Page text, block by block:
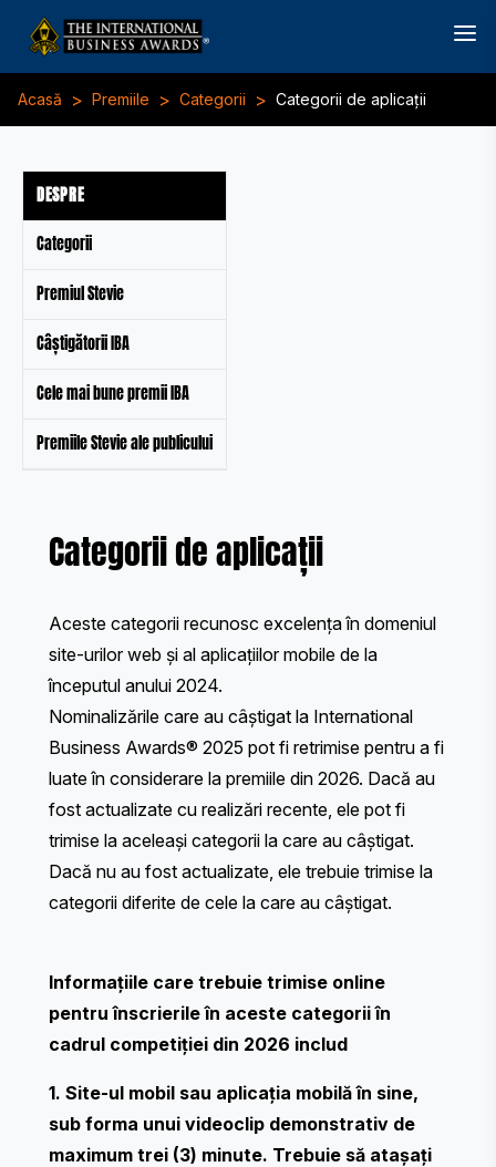
Acasă > Premiile > Categorii > Categorii de aplicații
DESPRE
Categorii
Premiul Stevie
Câștigătorii IBA
Cele mai bune premii IBA
Premiile Stevie ale publicului
Categorii de aplicații
Aceste categorii recunosc excelența în domeniul
site-urilor web și al aplicațiilor mobile de la
începutul anului 2024.
Nominalizările care au câștigat la International
Business Awards® 2025 pot fi retrimise pentru a fi
luate în considerare la premiile din 2026. Dacă au
fost actualizate cu realizări recente, ele pot fi
trimise la aceleași categorii la care au câștigat.
Dacă nu au fost actualizate, ele trebuie trimise la
categorii diferite de cele la care au câștigat.
Informațiile care trebuie trimise online
pentru înscrierile în aceste categorii în
cadrul competiției din 2026 includ
1. Site-ul mobil sau aplicația mobilă în sine,
sub forma unui videoclip demonstrativ de
maximum trei (3) minute. Trebuie să atașați